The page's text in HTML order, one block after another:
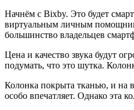
Начнём с Bixby. Это будет
виртуальным личным
большинство владельцев
Цена и качество звука будут
подумать, что это шутка.
Колонка покрыта тканью, и на
особо впечатляет. Однако эта